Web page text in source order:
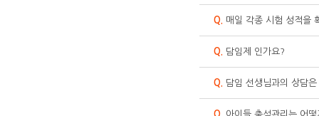
Q. 매일 각종 시험 성적을
Q. 담임제 인가요?
Q. 담임 선생님과의 상담